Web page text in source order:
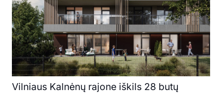
Vilniaus Kalnėnų rajone iškils 28 butų